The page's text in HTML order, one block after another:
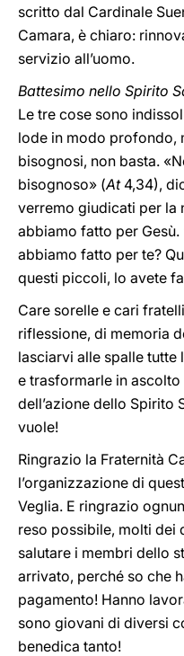
scritto dal Cardinale
Camara, è chiaro:
servizio all’uomo.
Battesimo nello Spirito
Le tre cose sono
lode in modo profondo,
bisognosi, non basta.
bisognoso» (At4,34),
verremo giudicati per la
abbiamo fatto per
abbiamo fatto per te?
questi piccoli, lo avete
Care sorelle e cari
riflessione, di memoria
lasciarvi alle spalle
e trasformarle in
dell’azione dello Spirito
vuole!
Ringrazio la Fraternità
l’organizzazione di
Veglia. E ringrazio
reso possibile, molti dei
salutare i membri dello
arrivato, perché so che
pagamento! Hanno
sono giovani di diversi
benedica tanto!